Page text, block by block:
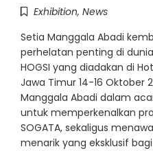
Exhibition, News
Setia Manggala Abadi
perhelatan penting di
HOGSI yang diadakan di
Jawa Timur 14-16 Oktober
Manggala Abadi dalam
untuk memperkenalkan
SOGATA, sekaligus
menarik yang eksklusif